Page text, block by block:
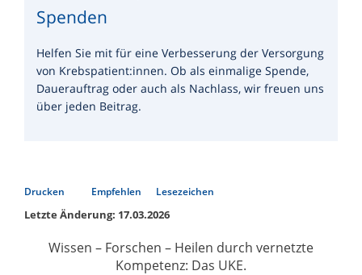
Spenden
Helfen Sie mit für eine Verbesserung der Versorgung
von Krebspatient:innen. Ob als einmalige Spende,
Dauerauftrag oder auch als Nachlass, wir freuen uns
über jeden Beitrag.
Drucken Empfehlen Lesezeichen
Letzte Änderung: 17.03.2026
Wissen – Forschen – Heilen durch vernetzte
Kompetenz: Das UKE.